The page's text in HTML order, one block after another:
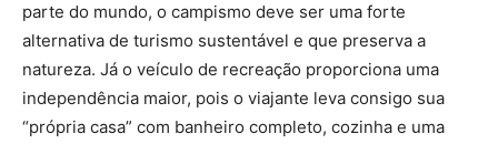
parte do mundo, o campismo deve ser uma forte
alternativa de turismo sustentável e que preserva a
natureza. Já o veículo de recreação proporciona uma
independência maior, pois o viajante leva consigo sua
“própria casa” com banheiro completo, cozinha e uma